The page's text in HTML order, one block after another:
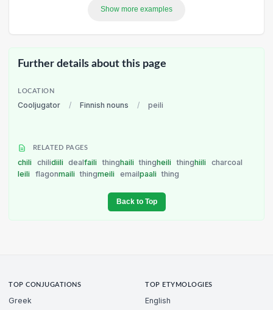
Show more examples
Further details about this page
LOCATION
Cooljugator / Finnish nouns / peili
RELATED PAGES
chili chilidiili dealfaili thinghaili thingheili thinghiili
charcoal
leili
flagonmaili thingmeili emailpaali thing
Back to Top
TOP CONJUGATIONS
Greek
TOP ETYMOLOGIES
English